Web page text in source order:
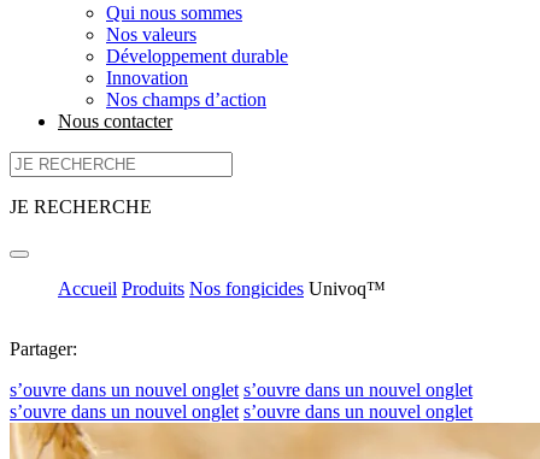
Qui nous sommes
Nos valeurs
Développement durable
Innovation
Nos champs d’action
Nous contacter
JE RECHERCHE
Accueil Produits Nos fongicides Univoq™
Partager:
s’ouvre dans un nouvel onglet s’ouvre dans un nouvel onglet
s’ouvre dans un nouvel onglet s’ouvre dans un nouvel onglet